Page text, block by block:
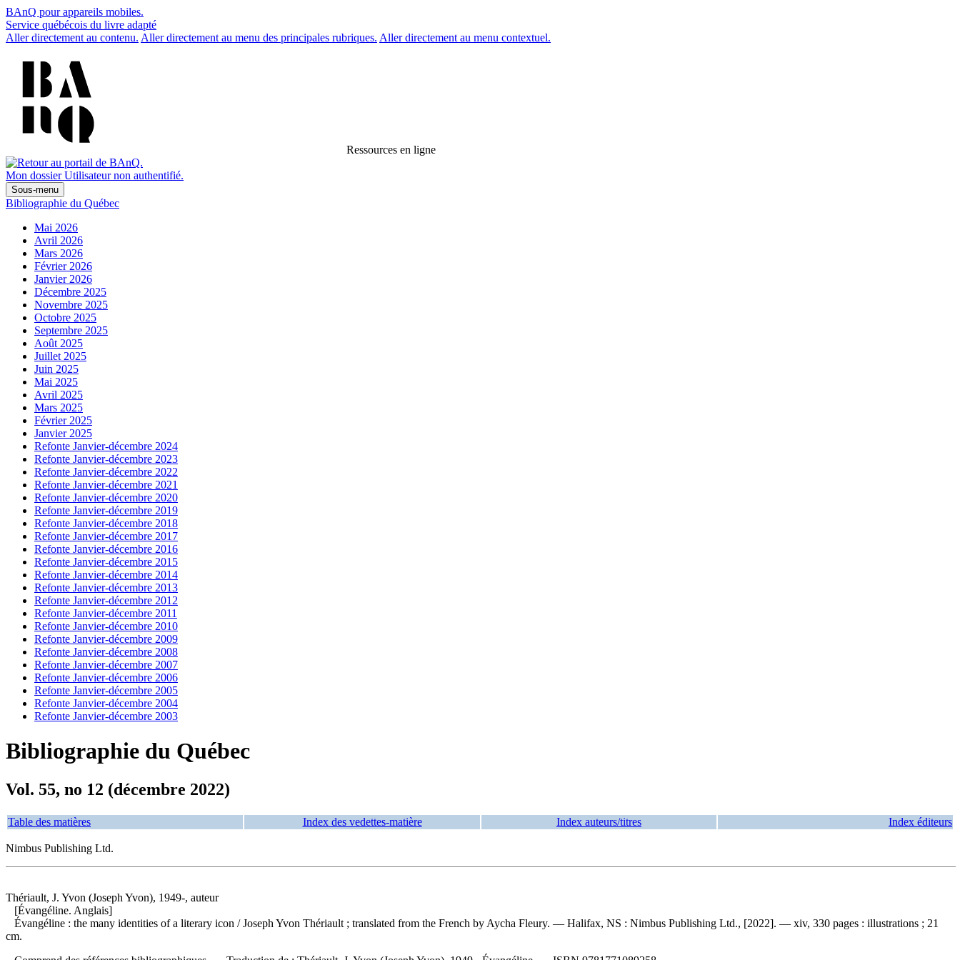
BAnQ pour appareils mobiles.
Service québécois du livre adapté
Aller directement au contenu. Aller directement au menu des principales rubriques. Aller directement au menu contextuel.
Ressources en ligne
Mon dossier Utilisateur non authentifié.
Sous-menu
Bibliographie du Québec
Mai 2026
Avril 2026
Mars 2026
Février 2026
Janvier 2026
Décembre 2025
Novembre 2025
Octobre 2025
Septembre 2025
Août 2025
Juillet 2025
Juin 2025
Mai 2025
Avril 2025
Mars 2025
Février 2025
Janvier 2025
Refonte Janvier-décembre 2024
Refonte Janvier-décembre 2023
Refonte Janvier-décembre 2022
Refonte Janvier-décembre 2021
Refonte Janvier-décembre 2020
Refonte Janvier-décembre 2019
Refonte Janvier-décembre 2018
Refonte Janvier-décembre 2017
Refonte Janvier-décembre 2016
Refonte Janvier-décembre 2015
Refonte Janvier-décembre 2014
Refonte Janvier-décembre 2013
Refonte Janvier-décembre 2012
Refonte Janvier-décembre 2011
Refonte Janvier-décembre 2010
Refonte Janvier-décembre 2009
Refonte Janvier-décembre 2008
Refonte Janvier-décembre 2007
Refonte Janvier-décembre 2006
Refonte Janvier-décembre 2005
Refonte Janvier-décembre 2004
Refonte Janvier-décembre 2003
Bibliographie du Québec
Vol. 55, no 12 (décembre 2022)
Table des matières Index des vedettes-matière Index auteurs/titres Index éditeurs
Nimbus Publishing Ltd.
Thériault, J. Yvon (Joseph Yvon), 1949-, auteur
[Évangéline. Anglais]
Évangéline : the many identities of a literary icon / Joseph Yvon Thériault ; translated from the French by Aycha Fleury. — Halifax, NS : Nimbus Publishing Ltd., [2022]. — xiv, 330 pages : illustrations ; 21
cm.